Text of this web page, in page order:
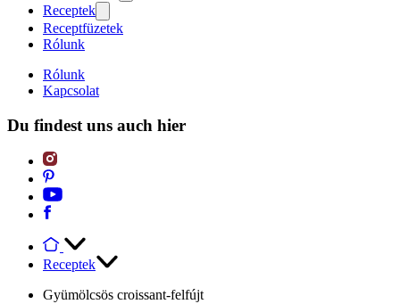
Receptek
Receptfüzetek
Rólunk
Rólunk
Kapcsolat
Du findest uns auch hier
Receptek
Gyümölcsös croissant-felfújt